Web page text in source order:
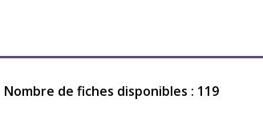
Nombre de fiches disponibles : 119